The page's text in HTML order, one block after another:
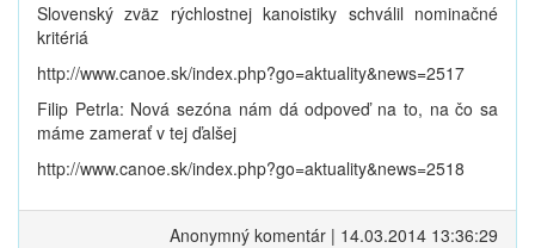
Slovenský zväz rýchlostnej kanoistiky schválil nominačné
kritériá
http://www.canoe.sk/index.php?go=aktuality&news=2517
Filip Petrla: Nová sezóna nám dá odpoveď na to, na čo sa
máme zamerať v tej ďalšej
http://www.canoe.sk/index.php?go=aktuality&news=2518
Anonymný komentár | 14.03.2014 13:36:29